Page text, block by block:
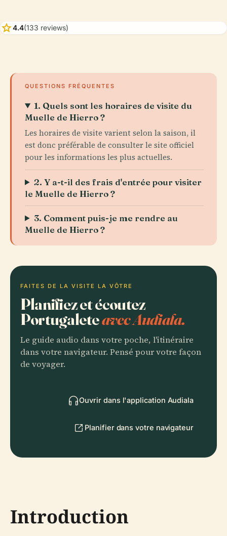
star4.4(133 reviews)
QUESTIONS FRÉQUENTES
1. Quels sont les horaires de visite du
Muelle de Hierro ?
Les horaires de visite varient selon la saison, il
est donc préférable de consulter le site officiel
pour les informations les plus actuelles.
2. Y a-t-il des frais d'entrée pour visiter
le Muelle de Hierro ?
3. Comment puis-je me rendre au
Muelle de Hierro ?
FAITES DE LA VISITE LA VÔTRE
Planifiez et écoutez
Portugaleteavec Audiala.
Le guide audio dans votre poche, l'itinéraire
dans votre navigateur. Pensé pour votre façon
de voyager.
Ouvrir dans l'application Audiala
Planifier dans votre navigateur
Introduction